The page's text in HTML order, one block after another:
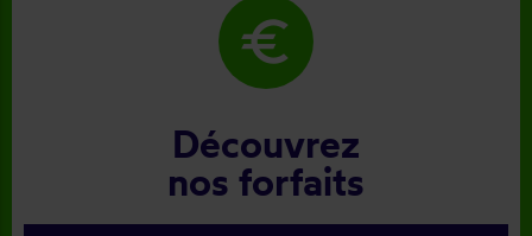
euro
Découvrez
nos forfaits